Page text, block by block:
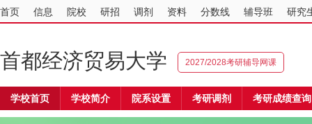
首页 信息 院校 研招 调剂 资料 分数线 辅导班 研究
首都经济贸易大学 2027/2028考研辅导网课
学校首页 学校简介 院系设置 考研调剂 考研成绩查询